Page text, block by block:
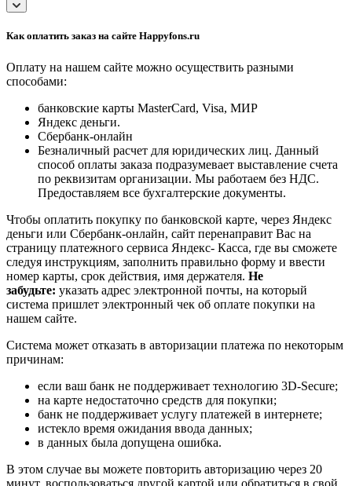
Как оплатить заказ на сайте Happyfons.ru
Оплату на нашем сайте можно осуществить разными
способами:
банковские карты MasterCard, Visa, МИР
Яндекс деньги.
Сбербанк-онлайн
Безналичный расчет для юридических лиц. Данный
способ оплаты заказа подразумевает выставление счета
по реквизитам организации. Мы работаем без НДС.
Предоставляем все бухгалтерские документы.
Чтобы оплатить покупку по банковской карте, через Яндекс
деньги или Сбербанк-онлайн, сайт перенаправит Вас на
страницу платежного сервиса Яндекс- Касса, где вы сможете
следуя инструкциям, заполнить правильно форму и ввести
номер карты, срок действия, имя держателя. Не
забудьте: указать адрес электронной почты, на который
система пришлет электронный чек об оплате покупки на
нашем сайте.
Система может отказать в авторизации платежа по некоторым
причинам:
если ваш банк не поддерживает технологию 3D-Secure;
на карте недостаточно средств для покупки;
банк не поддерживает услугу платежей в интернете;
истекло время ожидания ввода данных;
в данных была допущена ошибка.
В этом случае вы можете повторить авторизацию через 20
минут, воспользоваться другой картой или обратиться в свой